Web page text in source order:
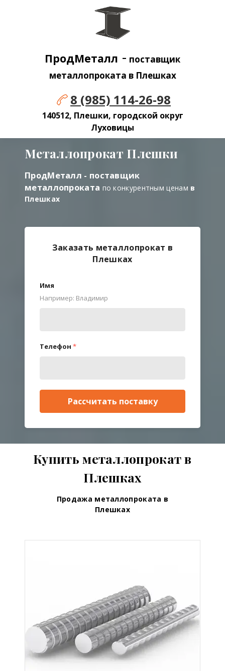
ПродМеталл - поставщик
металлопроката в Плешках
8 (985) 114-26-98
140512, Плешки, городской округ
Луховицы
Металлопрокат Плешки
ПродМеталл - поставщик
металлопроката по конкурентным ценам в
Плешках
Заказать металлопрокат в
Плешках
Имя
Например: Владимир
Телефон *
Рассчитать поставку
Купить металлопрокат в
Плешках
Продажа металлопроката в
Плешках